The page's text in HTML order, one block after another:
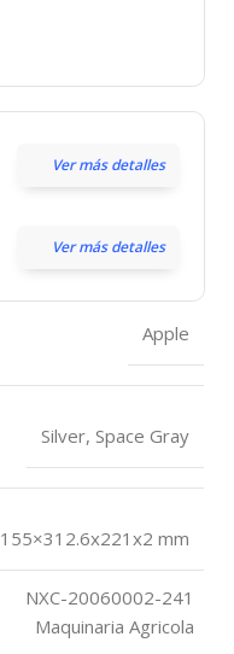
Ver más detalles
Ver más detalles
Apple
Silver, Space Gray
155×312.6x221x2 mm
NXC-20060002-241
Maquinaria Agricola